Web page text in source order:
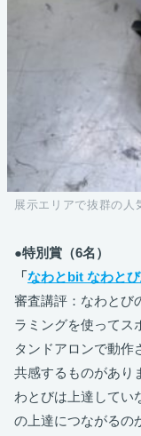
展示エリアで抜群の人
●特別賞（6名）
「なわとbit なわと
審査講評：なわとび
ラミングを使ってス
タンドアロンで動作
共感するものがあり
わとびは上達してい
の上達につながるの